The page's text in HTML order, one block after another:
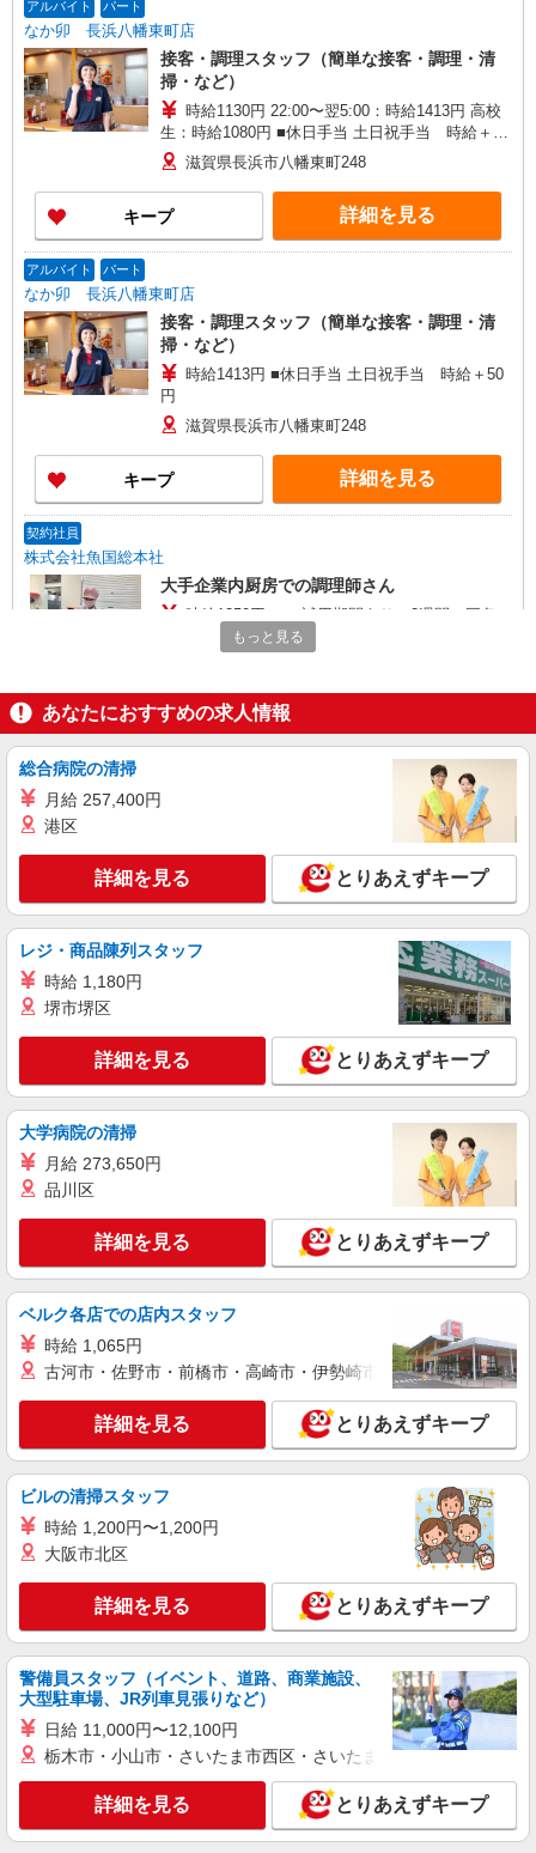
アルバイト パート
なか卯 長浜八幡東町店
接客・調理スタッフ（簡単な接客・調理・清
掃・など）
時給1130円 22:00〜翌5:00：時給1413円 高校
生：時給1080円 ■休日手当 土日祝手当 時給＋50
円 滋賀県長浜市八幡東町248
キープ 詳細を見る
アルバイト パート
なか卯 長浜八幡東町店
接客・調理スタッフ（簡単な接客・調理・清
掃・など）
時給1413円 ■休日手当 土日祝手当 時給＋50
円
滋賀県長浜市八幡東町248
キープ 詳細を見る
契約社員
株式会社魚国総本社
大手企業内厨房での調理師さん
時給1350円〜 ＊試用期間あり：2週間（同条
キープ
アルバイト パート
カレーハウスＣｏＣｏ壱番屋 長浜8号バイパス店
時給1,100円（一般・高校生） ※研修中時給
1,080円 ※深夜（一般のみ22:00以降）1,375円以
上 ≪長浜8号バイパス店≫ 滋賀県長浜市八幡東町
83-1
キープ 詳細を見る
正社員
株式会社ファイブスター
総合職 すし処 海座のマネジャー・店長候補
変わるため、担当者に確認ください。 ※時間外手
当は別途支給 （例） 25歳（大卒）の場合 ⇒月
給 296,407円（別途交通費を支給） 基本給
246,800円 地域手当 15,000円（独身寮） 残業
代 34,607円（時間外20Hと想定） （年収例）
店長 年収 470万円〜
海座長浜店（滋賀県長浜市八幡中山町字榎木塚
件となります。 ※本拠地から通える距離でない場
合、独身寮・社宅を会社が手配します。 〈自己負
担について〉 独身寮は30,000円、社宅は30,000円
＋上限を超えた分（規定による） 寮・社宅入居者
には別途地域手当を支給（寮15,000円、社宅
25,000円）
キープ 詳細を見る
アルバイト パート
海座 長浜店
海座の接客・調理スタッフ/宅配スタッフ
時給1100円〜 ※22時以降は時給1375円〜 高校
生・18歳未満の方は時給1080円〜 土日祝時給+50
円UP♪滋賀県長浜市八幡中山町字榎木塚466-1
キープ 詳細を見る
アルバイト パート
☆COCO’S 長浜店☆
COCO'Sのキッチンスタッフ
時給1100円〜 ※22時以降は時給1375円〜 高校
生・18歳未満の方は時給1080円〜
滋賀県長浜市八幡中山町148
キープ 詳細を見る
アルバイト パート
麺屋一番 イチバン湖北店（425901）
キッチンスタッフ
もっと見る
あなたにおすすめの求人情報
総合病院の清掃
月給 257,400円
港区
詳細を見る とりあえずキープ
レジ・商品陳列スタッフ
時給 1,180円
堺市堺区
詳細を見る とりあえずキープ
大学病院の清掃
月給 273,650円
品川区
詳細を見る とりあえずキープ
ベルク各店での店内スタッフ
時給 1,065円
古河市・佐野市・前橋市・高崎市・伊勢崎市・太田市・館林市
詳細を見る とりあえずキープ
ビルの清掃スタッフ
時給 1,200円〜1,200円
大阪市北区
詳細を見る とりあえずキープ
警備員スタッフ（イベント、道路、商業施設、
大型駐車場、JR列車見張りなど）
日給 11,000円〜12,100円
栃木市・小山市・さいたま市西区・さいたま市岩槻区・久喜市・
詳細を見る とりあえずキープ